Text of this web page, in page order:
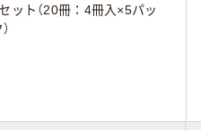
ット（20冊：4冊入×5パッ